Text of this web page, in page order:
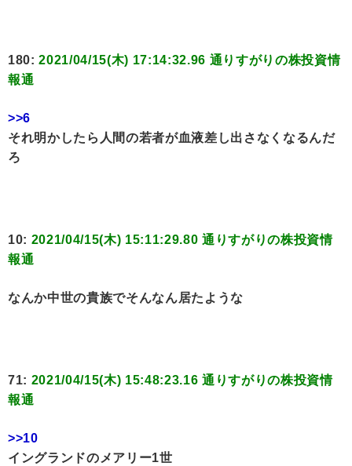
180:2021/04/15(木) 17:14:32.96 通りすがりの株投資情
報通
>>6
それ明かしたら人間の若者が血液差し出さなくなるんだ
ろ
10: 2021/04/15(木) 15:11:29.80 通りすがりの株投資情
報通
なんか中世の貴族でそんなん居たような
71: 2021/04/15(木) 15:48:23.16 通りすがりの株投資情
報通
>>10
イングランドのメアリー1世